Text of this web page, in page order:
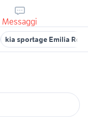
Messaggi
kia sportage Emilia